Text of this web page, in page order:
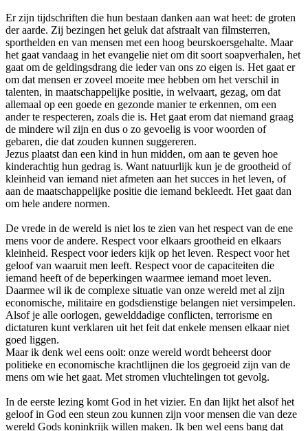
Er zijn tijdschriften die hun bestaan danken aan wat heet: de groten
der aarde. Zij bezingen het geluk dat afstraalt van filmsterren,
sporthelden en van mensen met een hoog beurskoersgehalte. Maar
het gaat vandaag in het evangelie niet om dit soort soapverhalen, het
gaat om de geldingsdrang die ieder van ons zo eigen is. Het gaat er
om dat mensen er zoveel moeite mee hebben om het verschil in
talenten, in maatschappelijke positie, in welvaart, gezag, om dat
allemaal op een goede en gezonde manier te erkennen, om een
ander te respecteren, zoals die is. Het gaat erom dat niemand graag
de mindere wil zijn en dus o zo gevoelig is voor woorden of
gebaren, die dat zouden kunnen suggereren.
Jezus plaatst dan een kind in hun midden, om aan te geven hoe
kinderachtig hun gedrag is. Want natuurlijk kun je de grootheid of
kleinheid van iemand niet afmeten aan het succes in het leven, of
aan de maatschappelijke positie die iemand bekleedt. Het gaat dan
om hele andere normen.
De vrede in de wereld is niet los te zien van het respect van de ene
mens voor de andere. Respect voor elkaars grootheid en elkaars
kleinheid. Respect voor ieders kijk op het leven. Respect voor het
geloof van waaruit men leeft. Respect voor de capaciteiten die
iemand heeft of de beperkingen waarmee iemand moet leven.
Daarmee wil ik de complexe situatie van onze wereld met al zijn
economische, militaire en godsdienstige belangen niet versimpelen.
Alsof je alle oorlogen, gewelddadige conflicten, terrorisme en
dictaturen kunt verklaren uit het feit dat enkele mensen elkaar niet
goed liggen.
Maar ik denk wel eens ooit: onze wereld wordt beheerst door
politieke en economische krachtlijnen die los gegroeid zijn van de
mens om wie het gaat. Met stromen vluchtelingen tot gevolg.
In de eerste lezing komt God in het vizier. En dan lijkt het alsof het
geloof in God een steun zou kunnen zijn voor mensen die van deze
wereld Gods koninkrijk willen maken. Ik ben wel eens bang dat